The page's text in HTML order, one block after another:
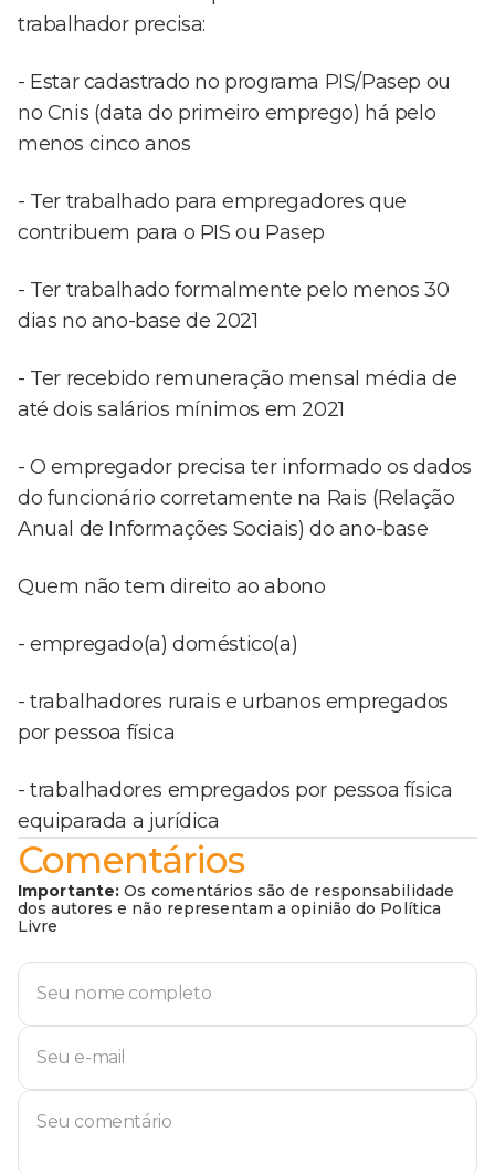
trabalhador precisa:
- Estar cadastrado no programa PIS/Pasep ou
no Cnis (data do primeiro emprego) há pelo
menos cinco anos
- Ter trabalhado para empregadores que
contribuem para o PIS ou Pasep
- Ter trabalhado formalmente pelo menos 30
dias no ano-base de 2021
- Ter recebido remuneração mensal média de
até dois salários mínimos em 2021
- O empregador precisa ter informado os dados
do funcionário corretamente na Rais (Relação
Anual de Informações Sociais) do ano-base
Quem não tem direito ao abono
- empregado(a) doméstico(a)
- trabalhadores rurais e urbanos empregados
por pessoa física
- trabalhadores empregados por pessoa física
equiparada a jurídica
Comentários
Importante: Os comentários são de responsabilidade
dos autores e não representam a opinião do Política
Livre